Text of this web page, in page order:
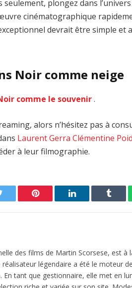
plongez dans
cinématographique
devrait être simple et
Noir comme neige
comme le souvenir.
alors n’hésitez pas à
Laurent Gerra Clémentine
à leur filmographie.
Pinterest LinkedIn
des films de Martin Scorsese, est à
légendaire a été le moteur
tant que gestionnaire, elle met en